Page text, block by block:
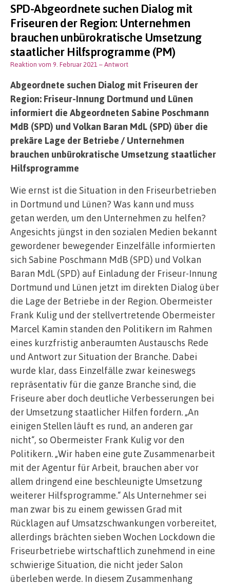
SPD-Abgeordnete suchen Dialog mit
Friseuren der Region: Unternehmen
brauchen unbürokratische Umsetzung
staatlicher Hilfsprogramme (PM)
Reaktion vom 9. Februar 2021 – Antwort
Abgeordnete suchen Dialog mit Friseuren der
Region: Friseur-Innung Dortmund und Lünen
informiert die Abgeordneten Sabine Poschmann
MdB (SPD) und Volkan Baran MdL (SPD) über die
prekäre Lage der Betriebe / Unternehmen
brauchen unbürokratische Umsetzung staatlicher
Hilfsprogramme
Wie ernst ist die Situation in den Friseurbetrieben
in Dortmund und Lünen? Was kann und muss
getan werden, um den Unternehmen zu helfen?
Angesichts jüngst in den sozialen Medien bekannt
gewordener bewegender Einzelfälle informierten
sich Sabine Poschmann MdB (SPD) und Volkan
Baran MdL (SPD) auf Einladung der Friseur-Innung
Dortmund und Lünen jetzt im direkten Dialog über
die Lage der Betriebe in der Region. Obermeister
Frank Kulig und der stellvertretende Obermeister
Marcel Kamin standen den Politikern im Rahmen
eines kurzfristig anberaumten Austauschs Rede
und Antwort zur Situation der Branche. Dabei
wurde klar, dass Einzelfälle zwar keineswegs
repräsentativ für die ganze Branche sind, die
Friseure aber doch deutliche Verbesserungen bei
der Umsetzung staatlicher Hilfen fordern. „An
einigen Stellen läuft es rund, an anderen gar
nicht“, so Obermeister Frank Kulig vor den
Politikern. „Wir haben eine gute Zusammenarbeit
mit der Agentur für Arbeit, brauchen aber vor
allem dringend eine beschleunigte Umsetzung
weiterer Hilfsprogramme.“ Als Unternehmer sei
man zwar bis zu einem gewissen Grad mit
Rücklagen auf Umsatzschwankungen vorbereitet,
allerdings brächten sieben Wochen Lockdown die
Friseurbetriebe wirtschaftlich zunehmend in eine
schwierige Situation, die nicht jeder Salon
überleben werde. In diesem Zusammenhang